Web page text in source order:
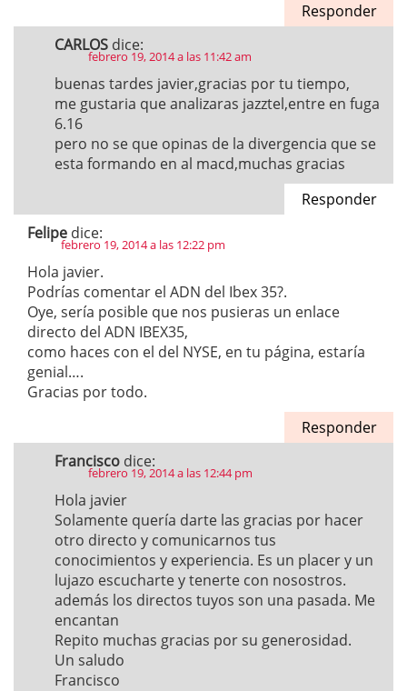
Responder
CARLOS dice:
febrero 19, 2014 a las 11:42 am
buenas tardes javier,gracias por tu tiempo,
me gustaria que analizaras jazztel,entre en fuga
6.16
pero no se que opinas de la divergencia que se
esta formando en al macd,muchas gracias
Responder
Felipe dice:
febrero 19, 2014 a las 12:22 pm
Hola javier.
Podrías comentar el ADN del Ibex 35?.
Oye, sería posible que nos pusieras un enlace
directo del ADN IBEX35,
como haces con el del NYSE, en tu página, estaría
genial….
Gracias por todo.
Responder
Francisco dice:
febrero 19, 2014 a las 12:44 pm
Hola javier
Solamente quería darte las gracias por hacer
otro directo y comunicarnos tus
conocimientos y experiencia. Es un placer y un
lujazo escucharte y tenerte con nosostros.
además los directos tuyos son una pasada. Me
encantan
Repito muchas gracias por su generosidad.
Un saludo
Francisco